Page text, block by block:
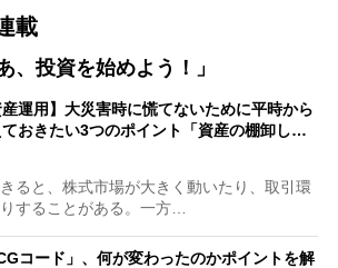
載
、投資を始めよう！」
産運用】大災害時に慌てないために平時から
おきたい3つのポイント「資産の棚卸し…
ると、株式市場が大きく動いたり、取引環
することがある。一方…
コード」、何が変わったのかポイントを解